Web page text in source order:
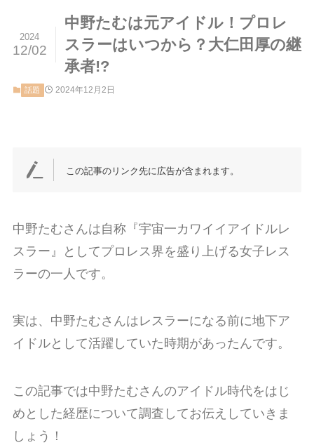
中野たむは元アイドル！プロレ
スラーはいつから？大仁田厚の継
承者!?
2024
12/02
話題 2024年12月2日
この記事のリンク先に広告が含まれます。
中野たむさんは自称『宇宙一カワイイアイドルレ
スラー』としてプロレス界を盛り上げる女子レス
ラーの一人です。
実は、中野たむさんはレスラーになる前に地下ア
イドルとして活躍していた時期があったんです。
この記事では中野たむさんのアイドル時代をはじ
めとした経歴について調査してお伝えしていきま
しょう！